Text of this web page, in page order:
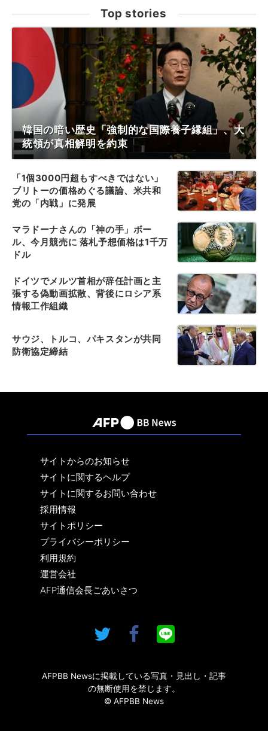
Top stories
韓国の暗い歴史「強制的な国際養子縁組」、大
統領が真相解明を約束
「1個3000円超もすべきではない」
ブリトーの価格めぐる議論、米共和
党の「内戦」に発展
マラドーナさんの「神の手」ボー
ル、今月競売に 落札予想価格は1千万
ドル
ドイツでメルツ首相が辞任計画と主
張する偽動画拡散、背後にロシア系
情報工作組織
サウジ、トルコ、パキスタンが共同
防衛協定締結
サイトからのお知らせ
サイトに関するヘルプ
サイトに関するお問い合わせ
採用情報
サイトポリシー
プライバシーポリシー
利用規約
運営会社
AFP通信会長ごあいさつ
AFPBB Newsに掲載している写真・見出し・記事
の無断使用を禁じます。
© AFPBB News